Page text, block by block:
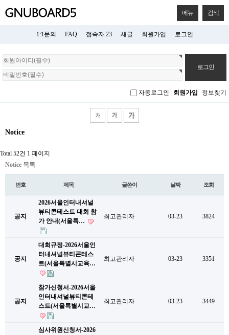
메뉴 검색
1:1문의 FAQ 접속자 23 새글 회원가입 로그인
회
원
로
자동로그인 회원가입 정보찾기
Notice
Total 52건 1 페이지
Notice 목록
번호 제목 글쓴이 날짜 조회
공지
2026서울인터내셔널
뷰티콘테스트 대회 참
가 안내(서울특…
최고관리자 03-23 3824
공지
대회규정-2026서울인
터내셔널뷰티콘테스
트(서울특별시교육…
최고관리자 03-23 3351
공지
참가신청서-2026서울
인터내셔널뷰티콘테
스트(서울특별시교…
최고관리자 03-23 3449
심사위원신청서-2026